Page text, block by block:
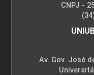
CNPJ -
Av. Gov. José